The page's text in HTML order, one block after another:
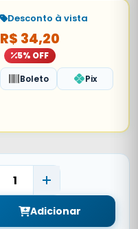
Desconto à vista
R$ 34,20
5% OFF
Boleto
Pix
Adicionar